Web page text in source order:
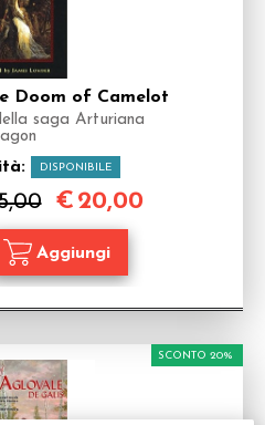
Doom of Camelot
saga Arturiana
DISPONIBILE
€ 20,00
SCONTO 20%